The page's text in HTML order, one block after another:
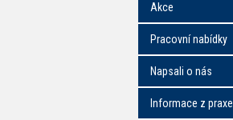
Akce
Pracovní nabídky
Napsali o nás
Informace z praxe